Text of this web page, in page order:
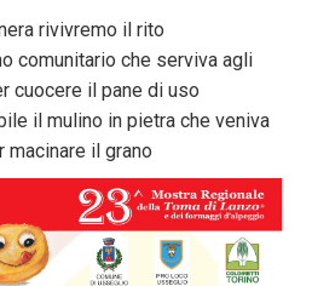
rivivremo il rito
comunitario che serviva agli
cuocere il pane di uso
il mulino in pietra che veniva
il grano